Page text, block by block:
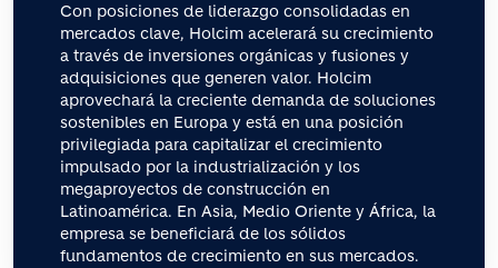
Con posiciones de liderazgo consolidadas en
mercados clave, Holcim acelerará su crecimiento
a través de inversiones orgánicas y fusiones y
adquisiciones que generen valor. Holcim
aprovechará la creciente demanda de soluciones
sostenibles en Europa y está en una posición
privilegiada para capitalizar el crecimiento
impulsado por la industrialización y los
megaproyectos de construcción en
Latinoamérica. En Asia, Medio Oriente y África, la
empresa se beneficiará de los sólidos
fundamentos de crecimiento en sus mercados.